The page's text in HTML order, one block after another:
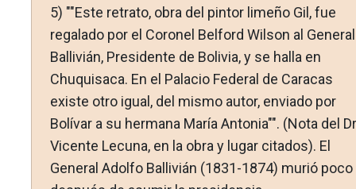
5) ""Este retrato, obra del pintor limeño Gil, fue
regalado por el Coronel Belford Wilson al General
Ballivián, Presidente de Bolivia, y se halla en
Chuquisaca. En el Palacio Federal de Caracas
existe otro igual, del mismo autor, enviado por
Bolívar a su hermana María Antonia"". (Nota del
Vicente Lecuna, en la obra y lugar citados). El
General Adolfo Ballivián (1831-1874) murió poco